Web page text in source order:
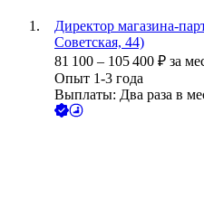
Директор магазина-
Советская, 44)
81 100 – 105 400 ₽ за
Опыт 1-3 года
Выплаты: Два раза в